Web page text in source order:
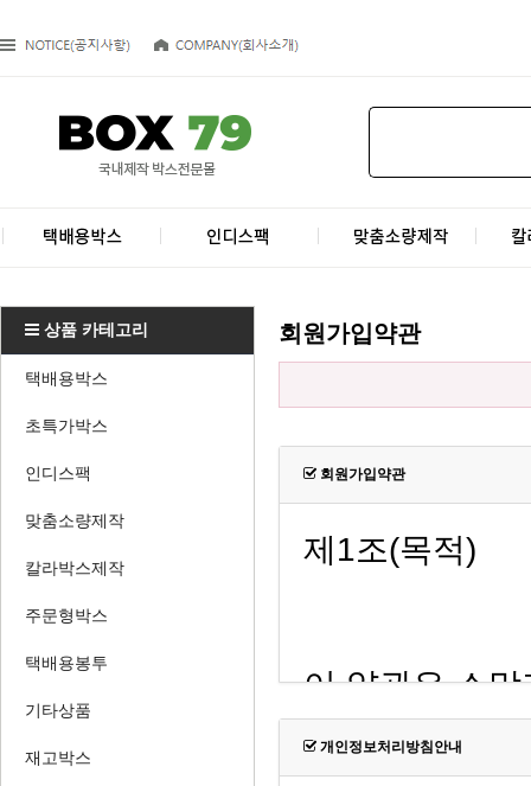
상품 카테고리
택배용박스
초특가박스
인디스팩
맞춤소량제작
칼라박스제작
주문형박스
택배용봉투
기타상품
재고박스
회원가입약관
회원가입약관
개인정보처리방침안내